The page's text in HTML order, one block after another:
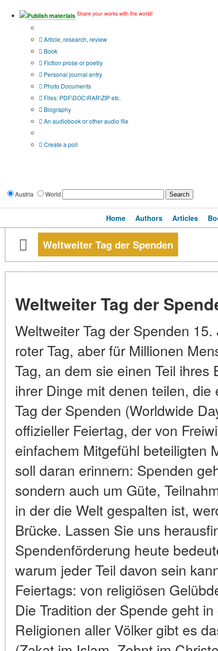
Publish materials Share your works with the world!
Article, research, review
Book
Fiction prose or poetry
Personal journal entry
Photo Documents
Files: PDF\DOC\RAR\ZIP etc.
Biography
An audiobook or other audio file
Create a poll
Austria World
Home Authors Articles
Weltweiter Tag der Spenden
Weltweiter Tag der
Weltweiter Tag der Spenden
roter Tag, aber für Millionen
Tag, an dem sie einen Teil
ihrer Dinge mit denen teilen,
Tag der Spenden (Worldwide
offizieller Feiertag, der von
einfachem Mitgefühl beteiligten
soll daran erinnern: Spenden
sondern auch um Güte,
in der die Welt gespalten ist,
Brücke. Lassen Sie uns
Spendenförderung heute
warum jeder Teil davon sein
Feiertags: von religiösen
Die Tradition der Spende geht
Religionen aller Völker gibt es